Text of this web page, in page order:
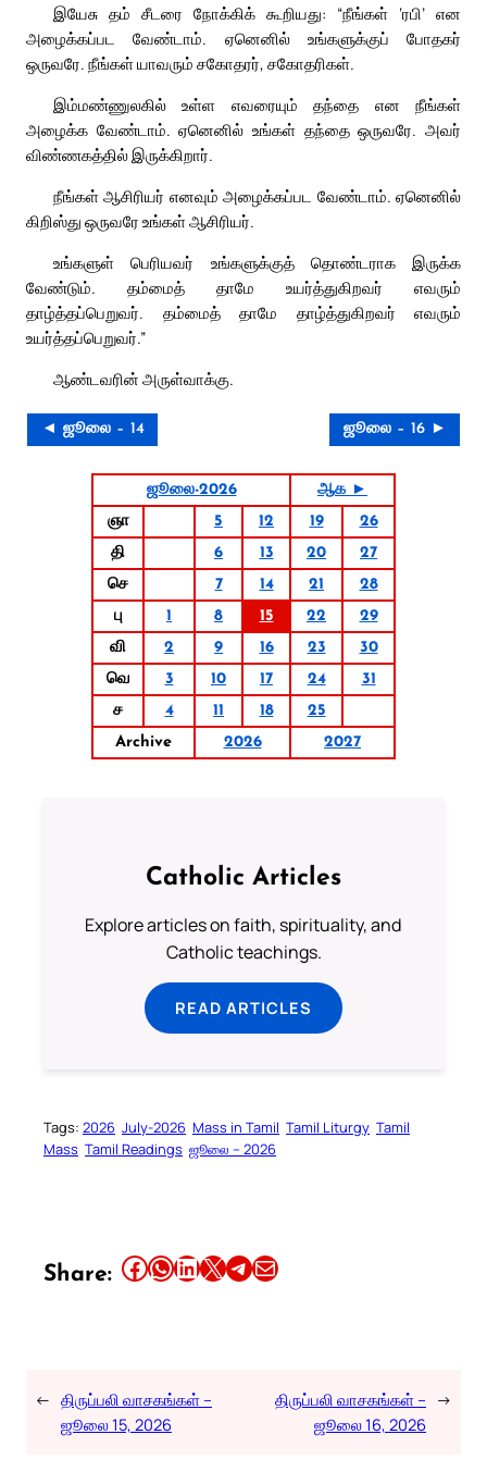
இயேசு தம் சீடரை நோக்கிக் கூறியது: “நீங்கள் ‘ரபி’ என
அழைக்கப்பட வேண்டாம். ஏனெனில் உங்களுக்குப் போதகர்
ஒருவரே. நீங்கள் யாவரும் சகோதரர், சகோதரிகள்.
இம்மண்ணுலகில் உள்ள எவரையும் தந்தை என நீங்கள்
அழைக்க வேண்டாம். ஏனெனில் உங்கள் தந்தை ஒருவரே. அவர்
விண்ணகத்தில் இருக்கிறார்.
நீங்கள் ஆசிரியர் எனவும் அழைக்கப்பட வேண்டாம். ஏனெனில்
கிறிஸ்து ஒருவரே உங்கள் ஆசிரியர்.
உங்களுள் பெரியவர் உங்களுக்குத் தொண்டராக இருக்க
வேண்டும். தம்மைத் தாமே உயர்த்துகிறவர் எவரும்
தாழ்த்தப்பெறுவர். தம்மைத் தாமே தாழ்த்துகிறவர் எவரும்
உயர்த்தப்பெறுவர்.”
ஆண்டவரின் அருள்வாக்கு.
◄ ஜூலை – 14 ஜூலை – 16 ►
ஜூலை-2026
ஆக ►
ஞா
5 12 19
26
தி
6 13 20
27
செ
7 14 21
28
பு
1 8 15 22
29
வி
2 9 16 23
30
வெ
3 10 17 24
31
ச
4 11 18
25
Archive
2026 2027
Catholic Articles
Explore articles on faith, spirituality, and
Catholic teachings.
READ ARTICLES
Tags: 2026 July-2026 Mass in Tamil Tamil Liturgy Tamil
Mass Tamil Readings ஜூலை – 2026
Share: Share this article on Facebook Share this article on WhatsApp Share this article on LinkedIn Share this article on X Share this article on TelegramEmail this Article
← திருப்பலி வாசகங்கள் –
ஜூலை 15, 2026
திருப்பலி வாசகங்கள் –
ஜூலை 16, 2026
→